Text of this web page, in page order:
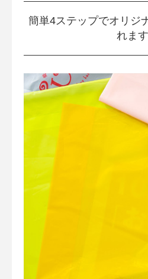
簡単4ステップでオリジ
れます